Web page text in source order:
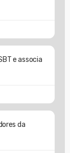
e associa
da